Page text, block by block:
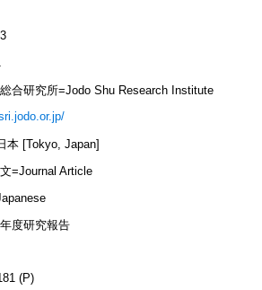
合研究所=Jodo Shu Research Institute
本 [Tokyo, Japan]
=Journal Article
度研究報告
(P)